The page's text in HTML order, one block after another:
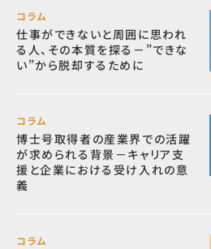
コラム
仕事ができないと周囲に思われ
る人、その本質を探る－”できな
い”から脱却するために
コラム
博士号取得者の産業界での活躍
が求められる背景－キャリア支
援と企業における受け入れの意
義
コラム